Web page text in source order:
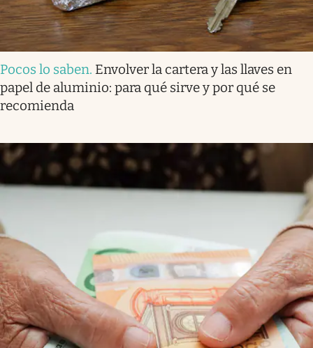
Pocos lo saben. Envolver la cartera y las llaves en
papel de aluminio: para qué sirve y por qué se
recomienda